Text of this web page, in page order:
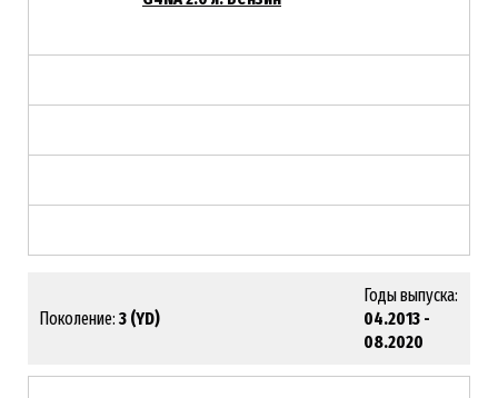
Поколение: 3 (YD)
Годы выпуска:
04.2013 -
08.2020